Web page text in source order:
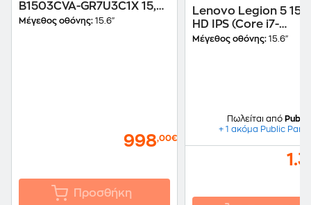
B1503CVA-GR7U3C1X 15,6''
FHD (Core 7-
Μέγεθος οθόνης: 15.6"
998,00€
Προσθήκη
Lenovo Legion 5
HD IPS (Core i7-
12700H/16GB/512GB
Μέγεθος οθόνης: 15.6"
Πωλείται από Public
+ 1 ακόμα Public